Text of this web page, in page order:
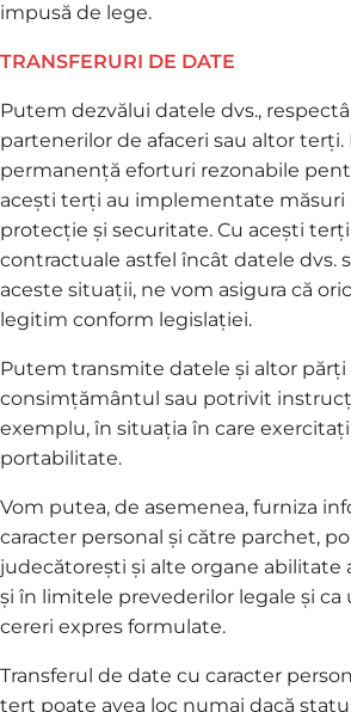
impusă de lege.
TRANSFERURI DE DATE
Putem dezvălui datele dvs.,
partenerilor de afaceri sau altor
permanență eforturi rezonabile
acești terți au implementate măsuri
protecție și securitate. Cu acești
contractuale astfel încât datele dvs.
aceste situații, ne vom asigura că
legitim conform legislației.
Putem transmite datele și altor părți
consimțământul sau potrivit
exemplu, în situația în care
portabilitate.
Vom putea, de asemenea, furniza
caracter personal și către parchet,
judecătorești și alte organe abilitate
și în limitele prevederilor legale și ca
cereri expres formulate.
Transferul de date cu caracter
terț poate avea loc numai dacă